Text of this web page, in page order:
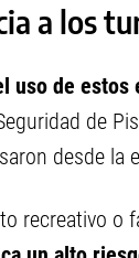
a los
uso de estos
de
desde la
recreativo o